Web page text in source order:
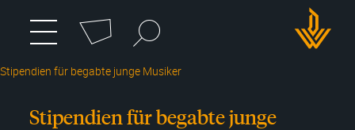
Stipendien für begabte junge Musiker
Stipendien für begabte junge
Menü
umschaltenzum
wechseln
Suchbegriff